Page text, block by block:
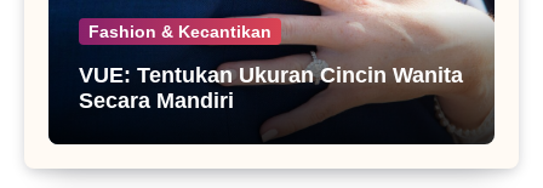
Fashion & Kecantikan
VUE: Tentukan Ukuran Cincin Wanita
Secara Mandiri